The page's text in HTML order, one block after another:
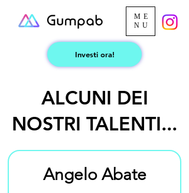
ME
NU
Investi ora!
ALCUNI DEI
NOSTRI TALENTI...
Angelo Abate